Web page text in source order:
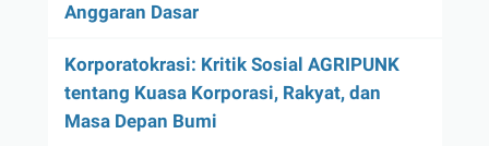
Anggaran Dasar
Korporatokrasi: Kritik Sosial AGRIPUNK
tentang Kuasa Korporasi, Rakyat, dan
Masa Depan Bumi